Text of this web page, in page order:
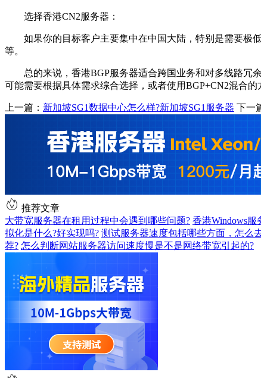
选择香港CN2服务器：
如果你的目标客户主要集中在中国大陆，特别是需要极低
等。
总的来说，香港BGP服务器适合跨国业务和对多线路冗余
可能需要根据具体需求综合选择，或者使用BGP+CN2混合
上一篇： 新加坡SG1数据中心怎么样?新加坡SG1服务器 下一
推荐文章
大带宽服务器在租用过程中会遇到哪些问题? 香港Windows服
拟化是什么?好实现吗? 测试服务器速度包括哪些方面，怎么
荐? 怎么判断网站服务器访问速度慢是不是网络带宽引起的?